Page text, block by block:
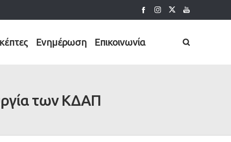
Ενημέρωση Επικοινωνία
των ΚΔΑΠ